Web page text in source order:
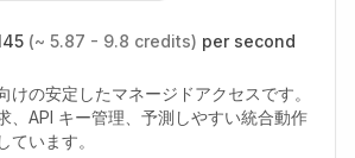
(~ 5.87 - 9.8 credits) per second
けの安定したマネージドアクセスです。
、API キー管理、予測しやすい統合動作
ています。